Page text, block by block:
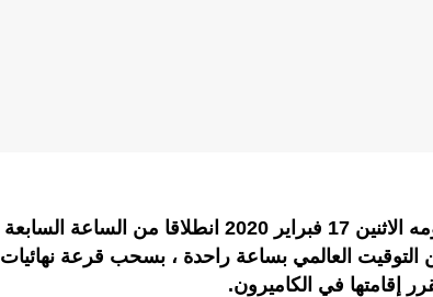
يقوم الاتحاد الإفريقي لكرة القدم ، يومه الاثنين 17 فبراير 2020 انطلاقا من الساعة السابعة
التوقيت العالمي بساعة راحدة ، بسحب قرعة نهائيات